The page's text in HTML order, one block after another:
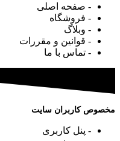
- صفحه اصلی
- فروشگاه
- وبلاگ
- قوانین و مقررات
- تماس با ما
مخصوص کاربران سایت
- پنل کاربری